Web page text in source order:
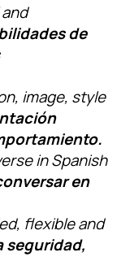
de
image, style
in Spanish
en
flexible and
seguridad,